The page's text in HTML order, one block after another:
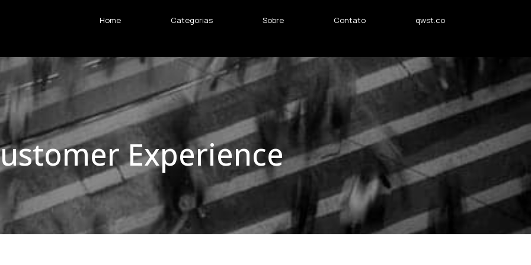
Home Categorias Sobre Contato qwst.co
Experience